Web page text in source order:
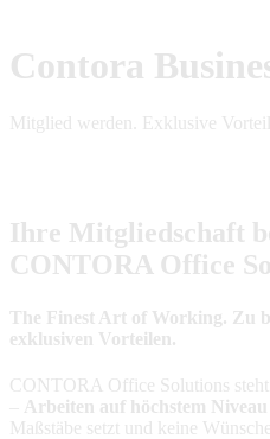
Contora
Mitglied werden. Exklusive
Ihre Mitgliedschaft
CONTORA Office
The Finest Art of Working. Zu
exklusiven Vorteilen.
CONTORA Office Solutions
Arbeiten auf höchstem Niveau
Maßstäbe setzt und keine